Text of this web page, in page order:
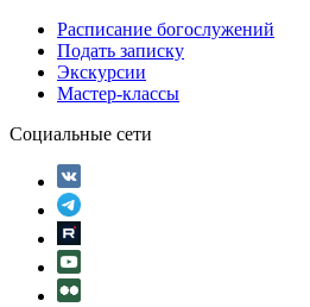
Расписание богослужений
Подать записку
Экскурсии
Мастер-классы
Социальные сети